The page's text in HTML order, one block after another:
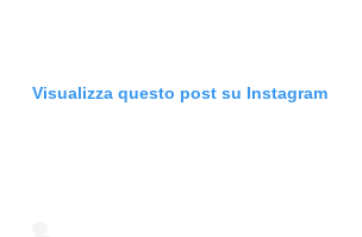
Visualizza questo post su Instagram